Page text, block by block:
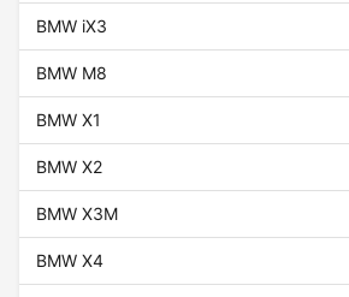
BMW iX3
BMW M8
BMW X1
BMW X2
BMW X3M
BMW X4